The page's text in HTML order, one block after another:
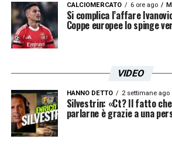
CALCIOMERCATO 6 ore ago
Si complica l’affare
Coppe europee lo spinge
VIDEO
HANNO DETTO 2 settimane ago
Silvestrin: «Ct? Il fatto
parlarne è grazie a una